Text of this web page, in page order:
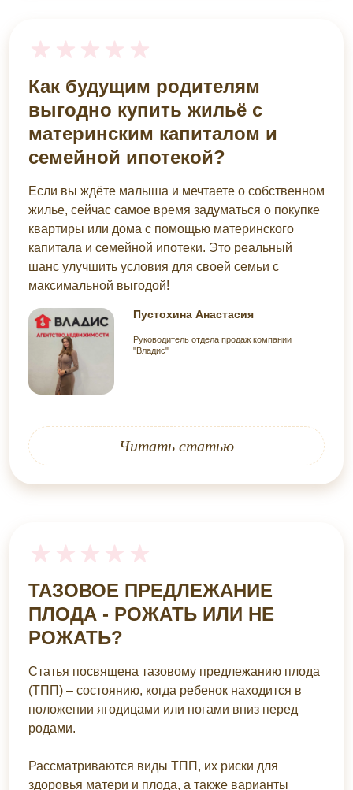
Пустохина Анастасия
Руководитель отдела продаж компании
"Владис"
Читать статью
Как будущим родителям
выгодно купить жильё с
материнским капиталом и
семейной ипотекой?
Если вы ждёте малыша и мечтаете о собственном
жилье, сейчас самое время задуматься о покупке
квартиры или дома с помощью материнского
капитала и семейной ипотеки. Это реальный
шанс улучшить условия для своей семьи с
максимальной выгодой!
ТАЗОВОЕ ПРЕДЛЕЖАНИЕ
ПЛОДА - РОЖАТЬ ИЛИ НЕ
РОЖАТЬ?
Статья посвящена тазовому предлежанию плода
(ТПП) – состоянию, когда ребенок находится в
положении ягодицами или ногами вниз перед
родами.
Рассматриваются виды ТПП, их риски для
здоровья матери и плода, а также варианты